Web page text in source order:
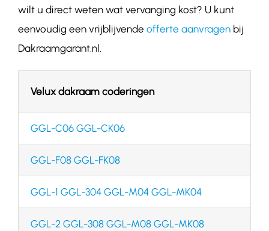
wilt u direct weten wat vervanging kost? U kunt
eenvoudig een vrijblijvende offerte aanvragenbij
Dakraamgarant.nl.
Velux dakraam coderingen
GGL-C06 GGL-CK06
GGL-F08 GGL-FK08
GGL-1 GGL-304 GGL-M04 GGL-MK04
GGL-2 GGL-308 GGL-M08 GGL-MK08